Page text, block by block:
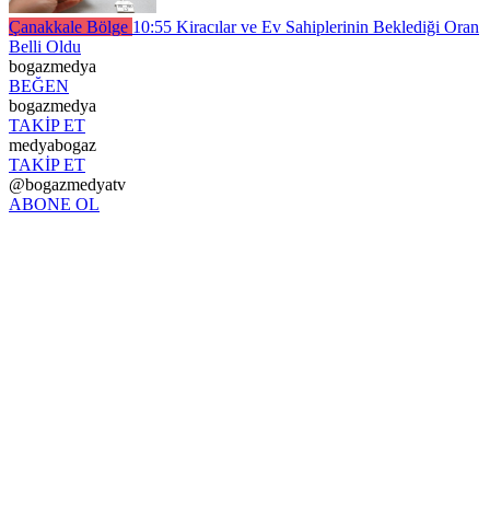
Çanakkale Bölge 10:55 Kiracılar ve Ev Sahiplerinin Beklediği Oran
Belli Oldu
bogazmedya
BEĞEN
bogazmedya
TAKİP ET
medyabogaz
TAKİP ET
@bogazmedyatv
ABONE OL